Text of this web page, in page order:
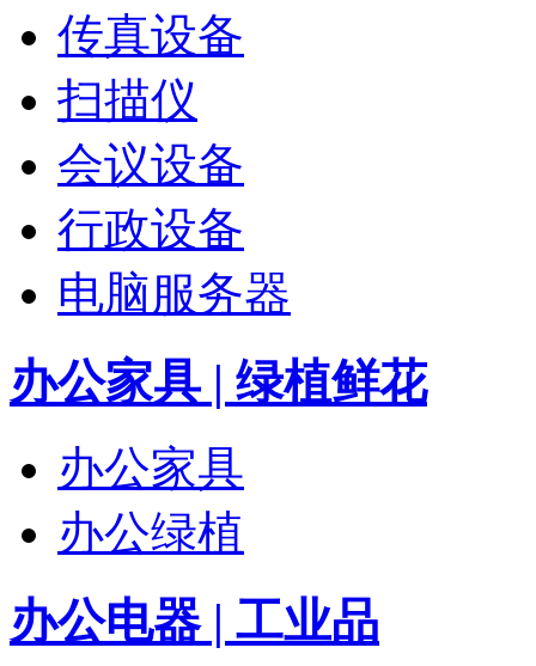
传真设备
扫描仪
会议设备
行政设备
电脑服务器
办公家具 | 绿植鲜花
办公家具
办公绿植
办公电器 | 工业品